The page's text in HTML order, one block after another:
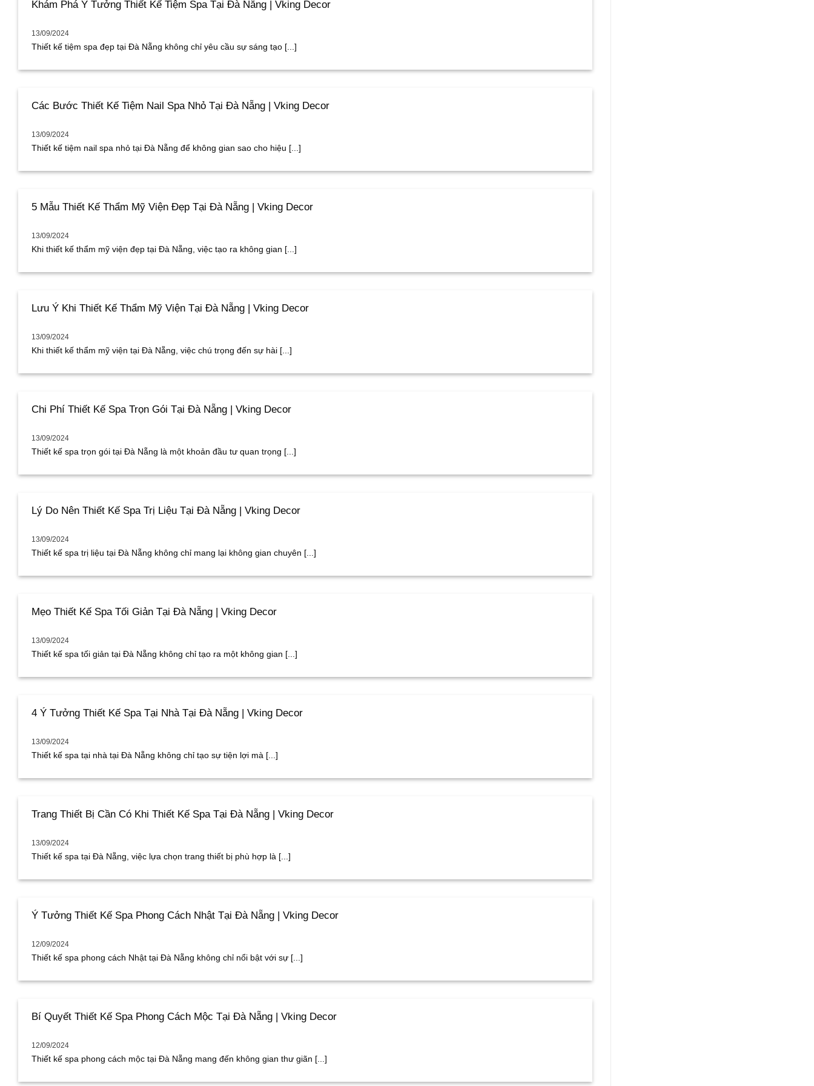
Khám Phá Ý Tưởng Thiết Kế Tiệm Spa Tại Đà Nẵng | Vking Decor
13/09/2024
Thiết kế tiệm spa đẹp tại Đà Nẵng không chỉ yêu cầu sự sáng tạo [...]
Các Bước Thiết Kế Tiệm Nail Spa Nhỏ Tại Đà Nẵng | Vking Decor
13/09/2024
Thiết kế tiệm nail spa nhỏ tại Đà Nẵng để không gian sao cho hiệu [...]
5 Mẫu Thiết Kế Thẩm Mỹ Viện Đẹp Tại Đà Nẵng | Vking Decor
13/09/2024
Khi thiết kế thẩm mỹ viện đẹp tại Đà Nẵng, việc tạo ra không gian [...]
Lưu Ý Khi Thiết Kế Thẩm Mỹ Viện Tại Đà Nẵng | Vking Decor
13/09/2024
Khi thiết kế thẩm mỹ viện tại Đà Nẵng, việc chú trọng đến sự hài [...]
Chi Phí Thiết Kế Spa Trọn Gói Tại Đà Nẵng | Vking Decor
13/09/2024
Thiết kế spa trọn gói tại Đà Nẵng là một khoản đầu tư quan trọng [...]
Lý Do Nên Thiết Kế Spa Trị Liệu Tại Đà Nẵng | Vking Decor
13/09/2024
Thiết kế spa trị liệu tại Đà Nẵng không chỉ mang lại không gian chuyên [...]
Mẹo Thiết Kế Spa Tối Giản Tại Đà Nẵng | Vking Decor
13/09/2024
Thiết kế spa tối giản tại Đà Nẵng không chỉ tạo ra một không gian [...]
4 Ý Tưởng Thiết Kế Spa Tại Nhà Tại Đà Nẵng | Vking Decor
13/09/2024
Thiết kế spa tại nhà tại Đà Nẵng không chỉ tạo sự tiện lợi mà [...]
Trang Thiết Bị Cần Có Khi Thiết Kế Spa Tại Đà Nẵng | Vking Decor
13/09/2024
Thiết kế spa tại Đà Nẵng, việc lựa chọn trang thiết bị phù hợp là [...]
Ý Tưởng Thiết Kế Spa Phong Cách Nhật Tại Đà Nẵng | Vking Decor
12/09/2024
Thiết kế spa phong cách Nhật tại Đà Nẵng không chỉ nổi bật với sự [...]
Bí Quyết Thiết Kế Spa Phong Cách Mộc Tại Đà Nẵng | Vking Decor
12/09/2024
Thiết kế spa phong cách mộc tại Đà Nẵng mang đến không gian thư giãn [...]